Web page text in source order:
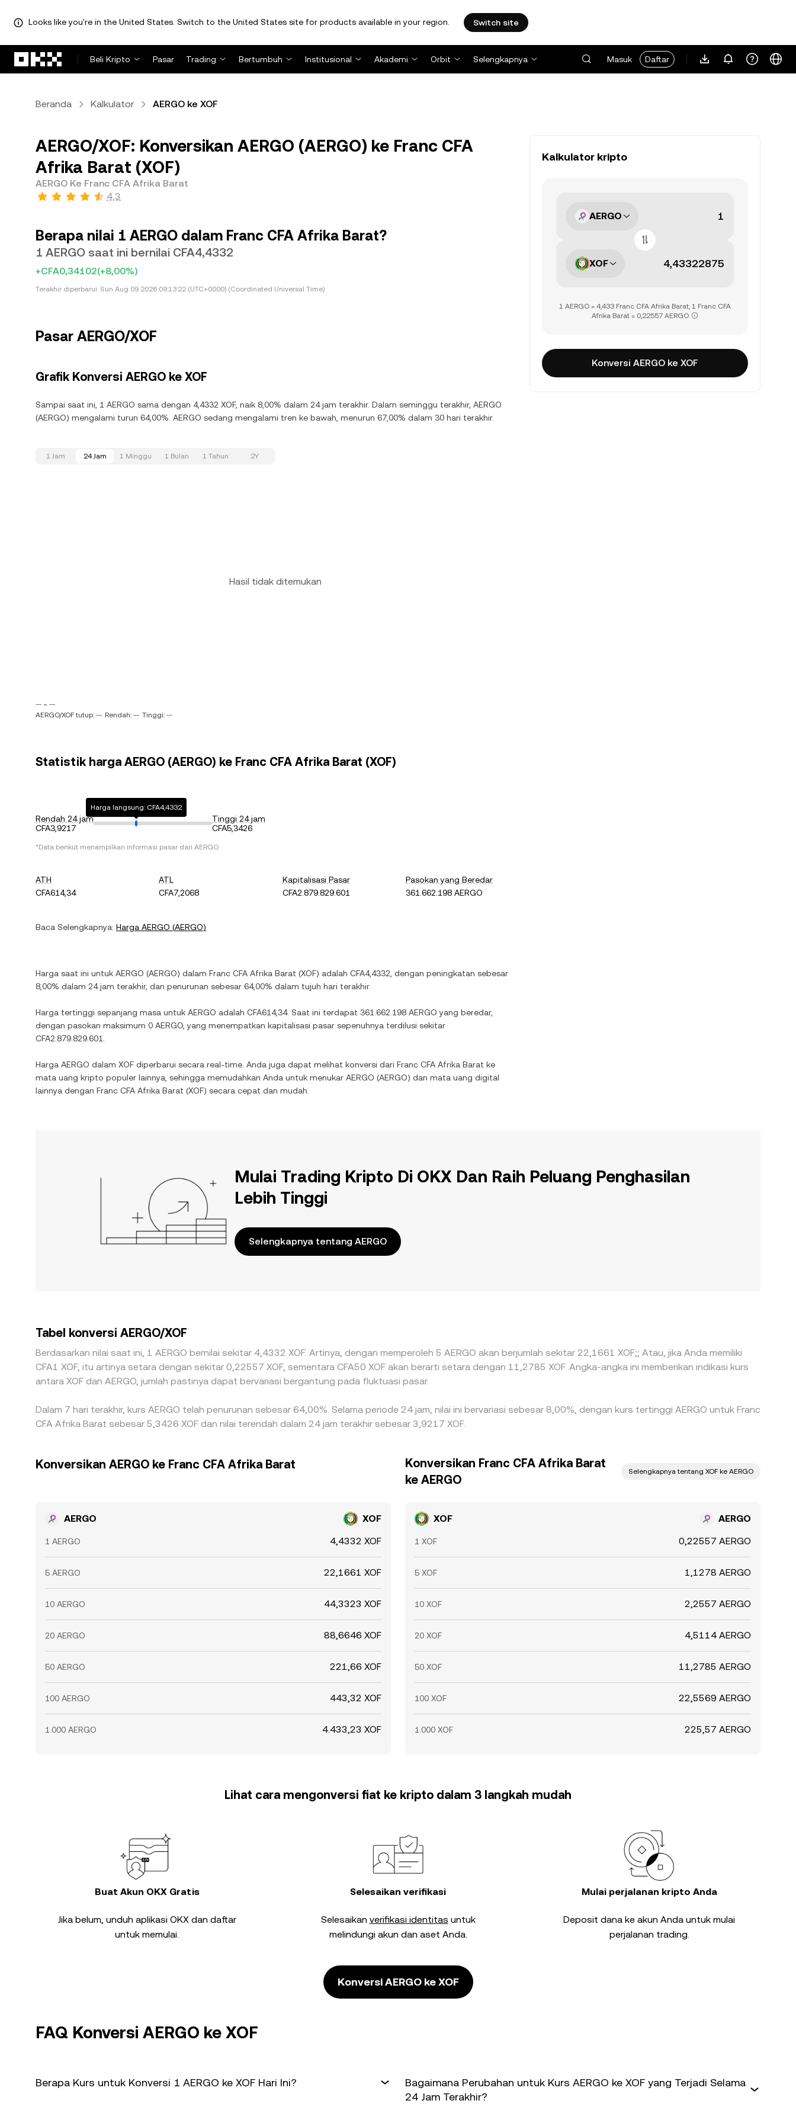
Looks like you're in the United States. Switch to the United States site for products available in your region. Switch site
Beli Kripto
Pasar Trading Bertumbuh Institusional Akademi Orbit Selengkapnya Masuk Daftar
Beranda Kalkulator AERGO ke XOF
AERGO/XOF: Konversikan AERGO (AERGO) ke Franc CFA
Afrika Barat (XOF)
AERGO Ke Franc CFA Afrika Barat
4,3
Berapa nilai 1 AERGO dalam Franc CFA Afrika Barat?
1 AERGO saat ini bernilai CFA4,4332
+CFA0,34102(+8,00%)
Terakhir diperbarui: Sun Aug 09 2026 09:13:22 (UTC+0000) (Coordinated Universal Time)
Pasar AERGO/XOF
Grafik Konversi AERGO ke XOF
Sampai saat ini, 1 AERGO sama dengan 4,4332 XOF, naik 8,00% dalam 24 jam terakhir. Dalam seminggu terakhir, AERGO
(AERGO) mengalami turun 64,00%. AERGO sedang mengalami tren ke bawah, menurun 67,00% dalam 30 hari terakhir.
1 Jam 24 Jam 1 Minggu 1 Bulan 1 Tahun 2Y
Hasil tidak ditemukan
-- ~ --
AERGO/XOF tutup: -- Rendah: -- Tinggi: --
Statistik harga AERGO (AERGO) ke Franc CFA Afrika Barat (XOF)
Rendah 24 jam
CFA3,9217
Harga langsung: CFA4,4332
Tinggi 24 jam
CFA5,3426
*Data berikut menampilkan informasi pasar dari AERGO.
ATH
CFA614,34
ATL
CFA7,2068
Kapitalisasi Pasar
CFA2.879.829.601
Pasokan yang Beredar
361.662.198 AERGO
Baca Selengkapnya: Harga AERGO (AERGO)
Harga saat ini untuk AERGO (AERGO) dalam Franc CFA Afrika Barat (XOF) adalah CFA4,4332 , dengan peningkatan sebesar
8,00% dalam 24 jam terakhir, dan penurunan sebesar 64,00% dalam tujuh hari terakhir.
Harga tertinggi sepanjang masa untuk AERGO adalah CFA614,34. Saat ini terdapat 361.662.198 AERGO yang beredar,
dengan pasokan maksimum 0 AERGO , yang menempatkan kapitalisasi pasar sepenuhnya terdilusi sekitar
CFA2.879.829.601
Harga AERGO dalam XOF diperbarui secara real-time. Anda juga dapat melihat konversi dari Franc CFA Afrika Barat ke
mata uang kripto populer lainnya, sehingga memudahkan Anda untuk menukar AERGO (AERGO) dan mata uang digital
lainnya dengan Franc CFA Afrika Barat (XOF) secara cepat dan mudah.
Kalkulator kripto
AERGO
XOF
1 AERGO = 4,433 Franc CFA Afrika Barat, 1 Franc CFA
Afrika Barat = 0,22557 AERGO
Konversi AERGO ke XOF
Mulai Trading Kripto Di OKX Dan Raih Peluang Penghasilan
Lebih Tinggi
Selengkapnya tentang AERGO
Tabel konversi AERGO/XOF
Berdasarkan nilai saat ini, 1 AERGO bernilai sekitar 4,4332 XOF. Artinya, dengan memperoleh 5 AERGO akan berjumlah sekitar 22,1661 XOF;; Atau, jika Anda memiliki
CFA1 XOF, itu artinya setara dengan sekitar 0,22557 XOF, sementara CFA50 XOF akan berarti setara dengan 11,2785 XOF. Angka-angka ini memberikan indikasi kurs
antara XOF dan AERGO, jumlah pastinya dapat bervariasi bergantung pada fluktuasi pasar.
Dalam 7 hari terakhir, kurs AERGO telah penurunan sebesar 64,00%. Selama periode 24 jam, nilai ini bervariasi sebesar 8,00%, dengan kurs tertinggi AERGO untuk Franc
CFA Afrika Barat sebesar 5,3426 XOF dan nilai terendah dalam 24 jam terakhir sebesar 3,9217 XOF.
Konversikan AERGO ke Franc CFA Afrika Barat
AERGO XOF
1 AERGO 4,4332 XOF
5 AERGO 22,1661 XOF
10 AERGO 44,3323 XOF
20 AERGO 88,6646 XOF
50 AERGO 221,66 XOF
100 AERGO 443,32 XOF
1.000 AERGO 4.433,23 XOF
Konversikan Franc CFA Afrika Barat
ke AERGO
Selengkapnya tentang XOF ke AERGO
XOF AERGO
1 XOF 0,22557 AERGO
5 XOF 1,1278 AERGO
10 XOF 2,2557 AERGO
20 XOF 4,5114 AERGO
50 XOF 11,2785 AERGO
100 XOF 22,5569 AERGO
1.000 XOF 225,57 AERGO
Lihat cara mengonversi fiat ke kripto dalam 3 langkah mudah
Buat Akun OKX Gratis
Jika belum, unduh aplikasi OKX dan daftar
untuk memulai.
Selesaikan verifikasi
Selesaikan verifikasi identitas untuk
melindungi akun dan aset Anda.
Mulai perjalanan kripto Anda
Deposit dana ke akun Anda untuk mulai
perjalanan trading.
Konversi AERGO ke XOF
FAQ Konversi AERGO ke XOF
Berapa Kurs untuk Konversi 1 AERGO ke XOF Hari Ini?
Bagaimana Perubahan untuk Kurs AERGO ke XOF yang Terjadi Selama
24 Jam Terakhir?